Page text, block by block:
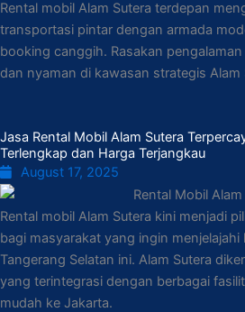
Rental mobil Alam Sutera terdepan
transportasi pintar dengan armada
booking canggih. Rasakan
dan nyaman di kawasan strategis Alam
Jasa Rental Mobil Alam Sutera
Terlengkap dan Harga Terjangkau
August 17, 2025
Rental mobil Alam Sutera kini menjadi
bagi masyarakat yang ingin
Tangerang Selatan ini. Alam Sutera
yang terintegrasi dengan berbagai
mudah ke Jakarta.